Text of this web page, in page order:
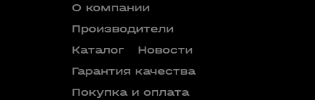
О компании
Производители
Каталог
Новости
Гарантия качества
Покупка и оплата